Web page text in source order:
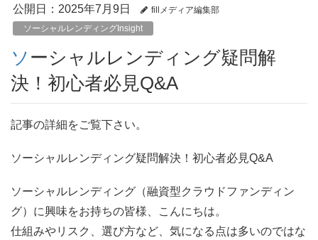
公開日： 2025年7月9日
fillメディア編集部
ソーシャルレンディングInsight
ソーシャルレンディング疑問解
決！初心者必見Q&A
記事の詳細をご覧下さい。
ソーシャルレンディング疑問解決！初心者必見Q&A
ソーシャルレンディング（融資型クラウドファンディン
グ）に興味をお持ちの皆様、こんにちは。
仕組みやリスク、選び方など、気になる点は多いのではな